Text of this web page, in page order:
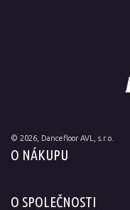
© 2026 , Dancefloor AVL, s.r.o.
O NÁKUPU
O SPOLEČNOSTI